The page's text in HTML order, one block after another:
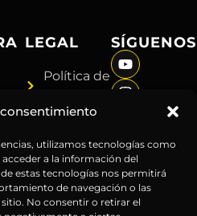
utilizamos tecnologías como
a la información del
estas tecnologías nos permitirá
de navegación o las
No consentir o retirar el
LEGAL
Política de
Términos y
Aviso
Legal
Advertencia
SÍGUENOS